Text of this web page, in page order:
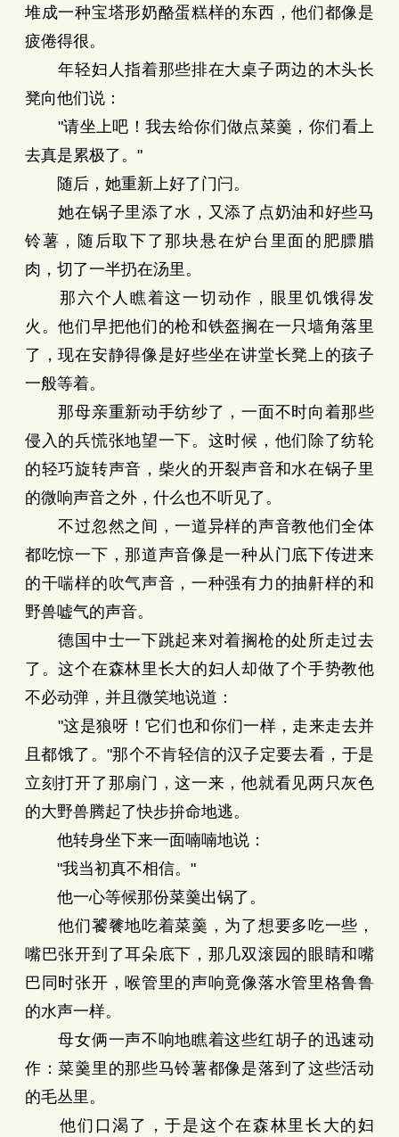
堆成一种宝塔形奶酪蛋糕样的东西，他们都像是
疲倦得很。
年轻妇人指着那些排在大桌子两边的木头长
凳向他们说：
"请坐上吧！我去给你们做点菜羹，你们看上
去真是累极了。"
随后，她重新上好了门闩。
她在锅子里添了水，又添了点奶油和好些马
铃薯，随后取下了那块悬在炉台里面的肥膘腊
肉，切了一半扔在汤里。
那六个人瞧着这一切动作，眼里饥饿得发
火。他们早把他们的枪和铁盔搁在一只墙角落里
了，现在安静得像是好些坐在讲堂长凳上的孩子
一般等着。
那母亲重新动手纺纱了，一面不时向着那些
侵入的兵慌张地望一下。这时候，他们除了纺轮
的轻巧旋转声音，柴火的开裂声音和水在锅子里
的微响声音之外，什么也不听见了。
不过忽然之间，一道异样的声音教他们全体
都吃惊一下，那道声音像是一种从门底下传进来
的干喘样的吹气声音，一种强有力的抽鼾样的和
野兽嘘气的声音。
德国中士一下跳起来对着搁枪的处所走过去
了。这个在森林里长大的妇人却做了个手势教他
不必动弹，并且微笑地说道：
"这是狼呀！它们也和你们一样，走来走去并
且都饿了。"那个不肯轻信的汉子定要去看，于是
立刻打开了那扇门，这一来，他就看见两只灰色
的大野兽腾起了快步拚命地逃。
他转身坐下来一面喃喃地说：
"我当初真不相信。"
他一心等候那份菜羹出锅了。
他们饕餮地吃着菜羹，为了想要多吃一些，
嘴巴张开到了耳朵底下，那几双滚园的眼睛和嘴
巴同时张开，喉管里的声响竟像落水管里格鲁鲁
的水声一样。
母女俩一声不响地瞧着这些红胡子的迅速动
作：菜羹里的那些马铃薯都像是落到了这些活动
的毛丛里。
他们口渴了，于是这个在森林里长大的妇